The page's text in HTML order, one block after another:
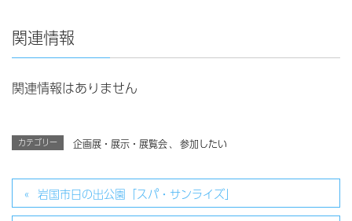
関連情報
関連情報はありません
カテゴリー 企画展・展示・展覧会、 参加したい
岩国市日の出公園「スパ・サンライズ」